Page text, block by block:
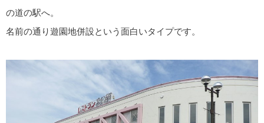
の道の駅へ。
名前の通り遊園地併設という面白いタイプです。